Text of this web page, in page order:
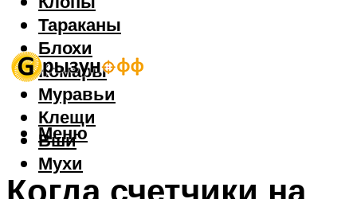
Тараканы
Блохи
Комары
Муравьи
Клещи
Вши
Мухи
Меню
Когда счетчики на